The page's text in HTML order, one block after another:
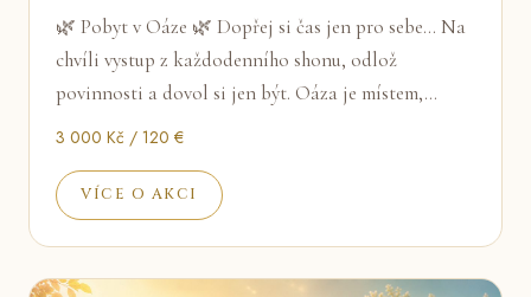
🌿 Pobyt v Oáze 🌿 Dopřej si čas jen pro sebe... Na
chvíli vystup z každodenního shonu, odlož
povinnosti a dovol si jen být. Oáza je místem,…
3 000 Kč / 120 €
VÍCE O AKCI